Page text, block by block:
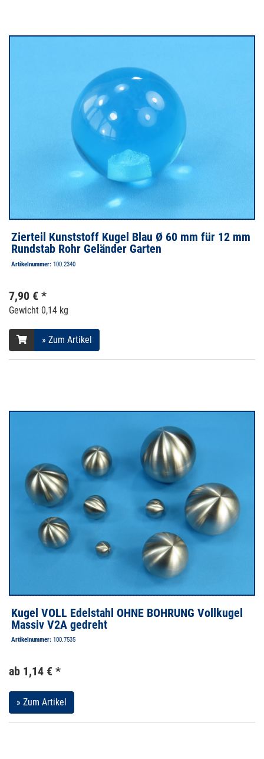
Zierteil Kunststoff Kugel Blau Ø 60 mm für 12 mm
Rundstab Rohr Geländer Garten
Artikelnummer: 100.2340
7,90 € *
Gewicht 0,14 kg
» Zum Artikel
Kugel VOLL Edelstahl OHNE BOHRUNG Vollkugel
Massiv V2A gedreht
Artikelnummer: 100.7535
ab 1,14 € *
» Zum Artikel